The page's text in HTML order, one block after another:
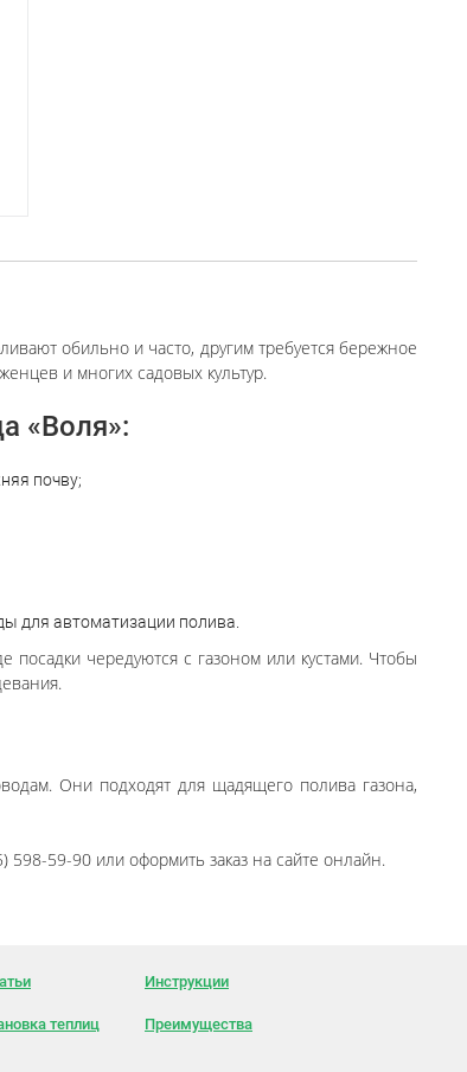
обильно и часто, другим требуется бережное
и многих садовых культур.
«Воля»:
почву;
для автоматизации полива.
чередуются с газоном или кустами. Чтобы
Они подходят для щадящего полива газона,
59-90 или оформить заказ на сайте онлайн.
Инструкции
теплиц Преимущества